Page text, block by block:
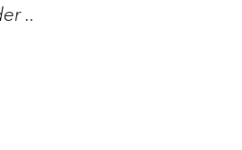
..